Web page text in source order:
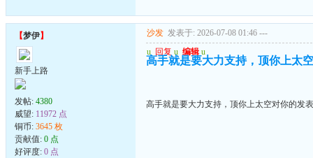
【梦伊】
新手上路
发帖: 4380
威望: 11972 点
铜币: 3645 枚
贡献值: 0 点
好评度: 0 点
沙发 发表于: 2026-07-08 01:46 ---
u 回复 u 编辑 u
高手就是要大力支持，顶你上太
高手就是要大力支持，顶你上太空对你的发表